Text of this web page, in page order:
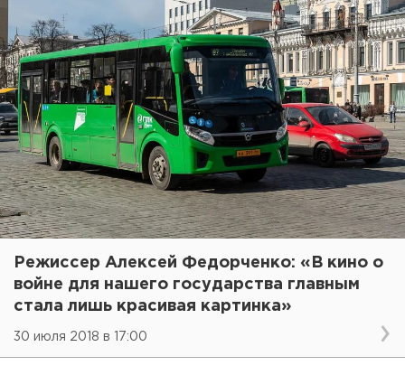
Режиссер Алексей Федорченко: «В кино о
войне для нашего государства главным
стала лишь красивая картинка»
30 июля 2018 в 17:00